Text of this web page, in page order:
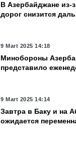
В Азербайджане из-
дорог снизится
9 Mart 2025 14:18
Минобороны
представило
9 Mart 2025 14:14
Завтра в Баку и на
ожидается